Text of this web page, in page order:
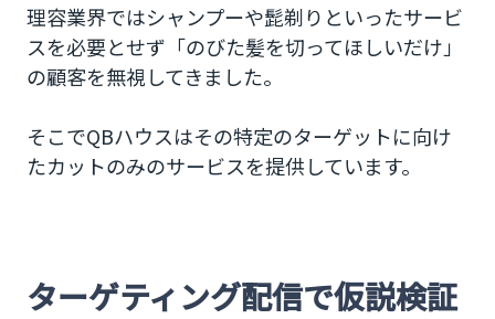
理容業界ではシャンプーや髭剃りといったサービ
スを必要とせず「のびた髪を切ってほしいだけ」
の顧客を無視してきました。
そこでQBハウスはその特定のターゲットに向け
たカットのみのサービスを提供しています。
ターゲティング配信で仮説検証